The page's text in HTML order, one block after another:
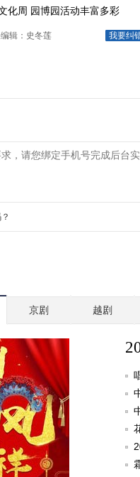
化周 园博园活动丰富多彩
我要纠
辑：史冬莲
京剧 越剧